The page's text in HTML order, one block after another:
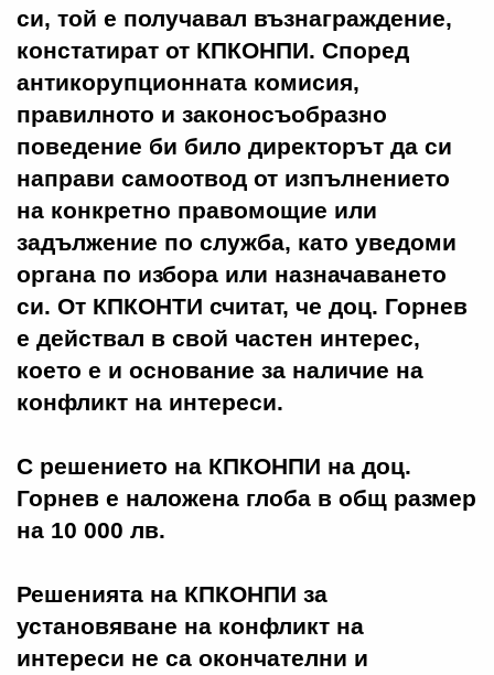
си, той е получавал възнаграждение,
констатират от КПКОНПИ. Според
антикорупционната комисия,
правилното и законосъобразно
поведение би било директорът да си
направи самоотвод от изпълнението
на конкретно правомощие или
задължение по служба, като уведоми
органа по избора или назначаването
си. От КПКОНТИ считат, че доц. Горнев
е действал в свой частен интерес,
което е и основание за наличие на
конфликт на интереси.
С решението на КПКОНПИ на доц.
Горнев е наложена глоба в общ размер
на 10 000 лв.
Решенията на КПКОНПИ за
установяване на конфликт на
интереси не са окончателни и